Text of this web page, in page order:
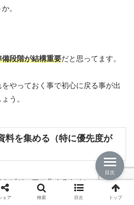
。
備段階が結構重要だと思ってます。
やっておく事で初心に戻る事が出
う。
料を集める（特に優先度が
ビジュアル化するために、色々な
いきます。
ェア 検索 目次 トップ
目次